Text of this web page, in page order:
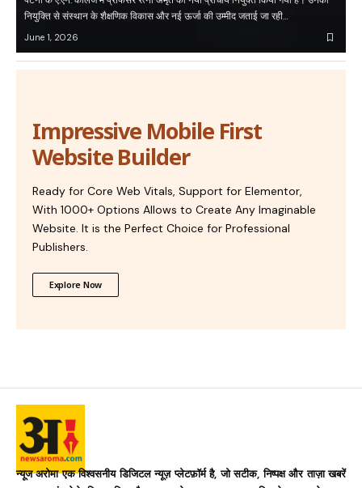
नियुक्ति से संस्थान के शैक्षणिक विकास और नई ऊर्जा की उम्मीद जताई जा रही…
June 1, 2026
Impressive Mobile First
Website Builder
Ready for Core Web Vitals, Support for Elementor,
With 1000+ Options Allows to Create Any Imaginable
Website. It is the Perfect Choice for Professional
Publishers.
Explore Now
न्यूज अरोमा एक विश्वसनीय डिजिटल न्यूज़ प्लेटफ़ॉर्म है, जो सटीक, निष्पक्ष और ताज़ा खबरें